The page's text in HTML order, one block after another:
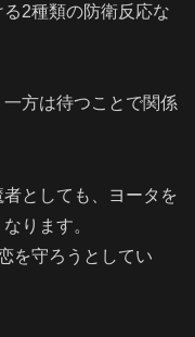
2種類の防衛反応な
方は待つことで関係
としても、ヨータを
ります。
を守ろうとしてい